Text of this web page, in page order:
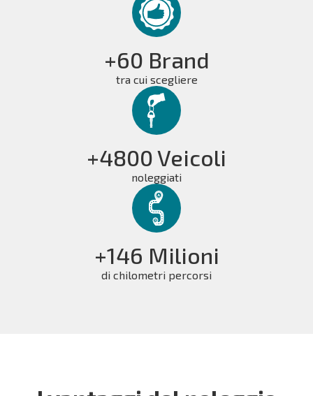
+60 Brand
tra cui scegliere
+4800 Veicoli
noleggiati
+146 Milioni
di chilometri percorsi